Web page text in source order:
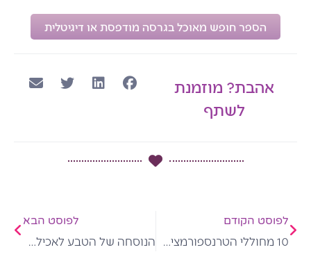
הספר חופש מאוכל בגרסה מודפסת או דיגיטלית
אהבת? מוזמנת
לשתף
לפוסט הקודם
10 מחוללי הטרנספורמציה – מהרגלי אכילה מזיקים לחופש מאוכל
לפוסט הבא
הנוסחה של הטבע לאכילה שפויה לפי הרעב והשובע